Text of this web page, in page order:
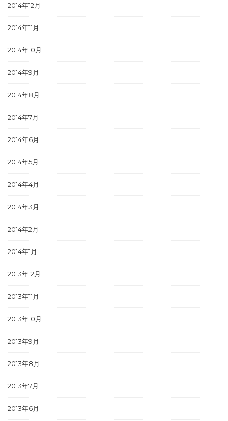
2014年12月
2014年11月
2014年10月
2014年9月
2014年8月
2014年7月
2014年6月
2014年5月
2014年4月
2014年3月
2014年2月
2014年1月
2013年12月
2013年11月
2013年10月
2013年9月
2013年8月
2013年7月
2013年6月